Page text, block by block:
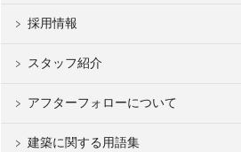
採用情報
スタッフ紹介
アフターフォローについて
建築に関する用語集